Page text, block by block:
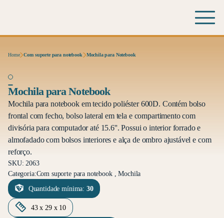
Home Com suporte para notebook Mochila para Notebook
Mochila para Notebook
Mochila para notebook em tecido poliéster 600D. Contém bolso
frontal com fecho, bolso lateral em tela e compartimento com
divisória para computador até 15.6''. Possui o interior forrado e
almofadado com bolsos interiores e alça de ombro ajustável e com
reforço.
SKU: 2063
Categoria:Com suporte para notebook , Mochila
Quantidade mínima: 30
43 x 29 x 10